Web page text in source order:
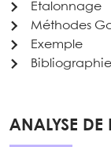
Etalonnage
Méthodes
Exemple
Bibliographie
ANALYSE DE